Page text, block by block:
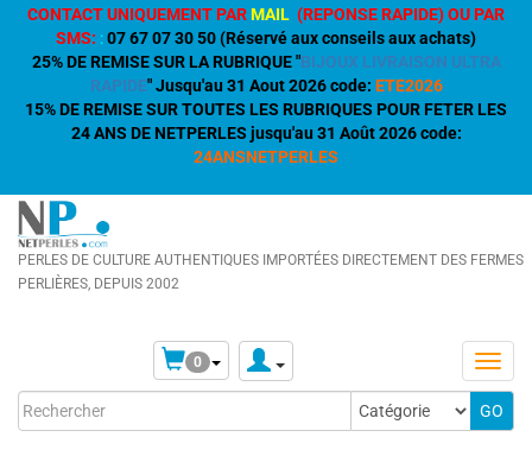
CONTACT UNIQUEMENT PARMAIL (REPONSE RAPIDE) OU PAR
SMS: :07 67 07 30 50 (Réservé aux conseils aux achats)
25% DE REMISE SUR LA RUBRIQUE "BIJOUX LIVRAISON ULTRA
RAPIDE" Jusqu'au 31 Aout 2026 code: ETE2026
15% DE REMISE SUR TOUTES LES RUBRIQUES POUR FETER LES
24 ANS DE NETPERLES jusqu'au 31 Août 2026 code:
24ANSNETPERLES
PERLES DE CULTURE AUTHENTIQUES IMPORTÉES DIRECTEMENT DES FERMES
PERLIÈRES, DEPUIS 2002
0